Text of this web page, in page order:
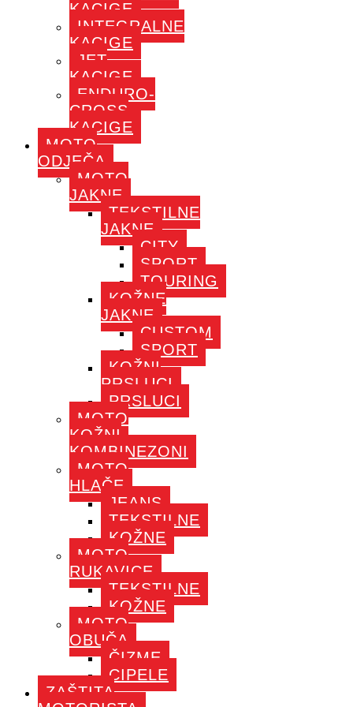
KACIGE
INTEGRALNE
KACIGE
JET
KACIGE
ENDURO-
CROSS
KACIGE
MOTO
ODJEČA
MOTO
JAKNE
TEKSTILNE
JAKNE
CITY
SPORT
TOURING
KOŽNE
JAKNE
CUSTOM
SPORT
KOŽNI
PRSLUCI
PRSLUCI
MOTO
KOŽNI
KOMBINEZONI
MOTO
HLAČE
JEANS
TEKSTILNE
KOŽNE
MOTO
RUKAVICE
TEKSTILNE
KOŽNE
MOTO
OBUČA
ČIZME
CIPELE
ZAŠTITA